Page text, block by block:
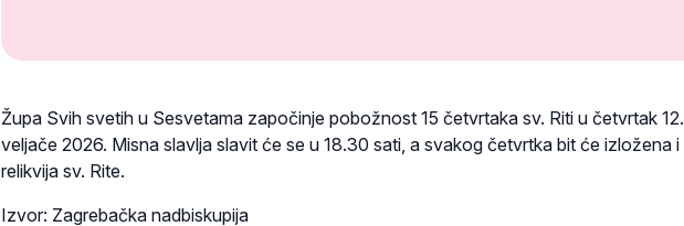
Župa Svih svetih u Sesvetama započinje pobožnost 15 četvrtaka sv. Riti u četvrtak 12.
veljače 2026. Misna slavlja slavit će se u 18.30 sati, a svakog četvrtka bit će izložena i
relikvija sv. Rite.
Izvor: Zagrebačka nadbiskupija